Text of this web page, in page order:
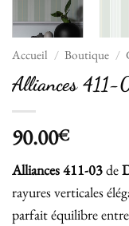
Accueil / Boutique /
Alliances 411-
90.00€
Alliances 411-03de
rayures verticales
parfait équilibre entre